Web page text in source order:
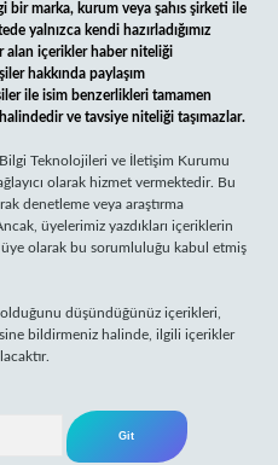
bir marka, kurum veya şahıs şirketi ile
yalnızca kendi hazırladığımız
alan içerikler haber niteliği
hakkında paylaşım
ile isim benzerlikleri tamamen
ve tavsiye niteliği taşımazlar.
Teknolojileri ve İletişim Kurumu
olarak hizmet vermektedir. Bu
denetleme veya araştırma
üyelerimiz yazdıkları içeriklerin
olarak bu sorumluluğu kabul etmiş
düşündüğünüz içerikleri,
bildirmeniz halinde, ilgili içerikler